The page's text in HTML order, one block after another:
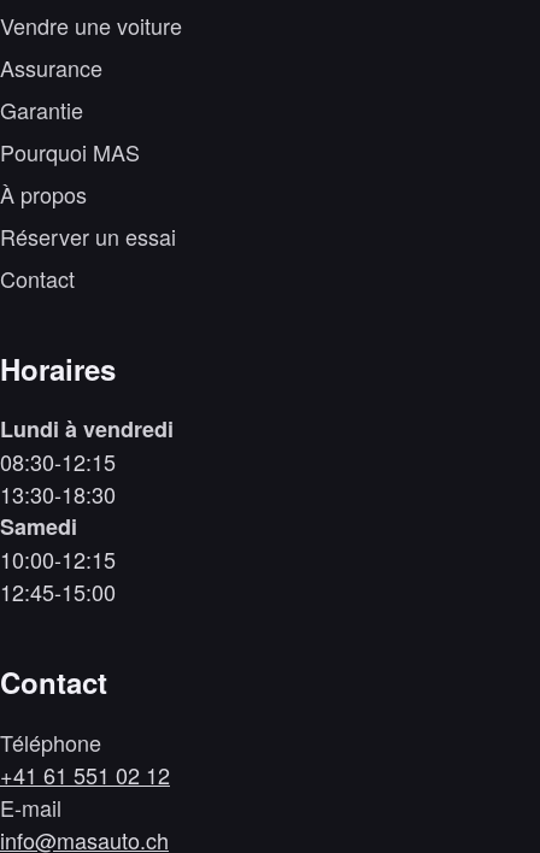
Vendre une voiture
Assurance
Garantie
Pourquoi MAS
À propos
Réserver un essai
Contact
Horaires
Lundi à vendredi
08:30-12:15
13:30-18:30
Samedi
10:00-12:15
12:45-15:00
Contact
Téléphone
+41 61 551 02 12
E-mail
info@masauto.ch